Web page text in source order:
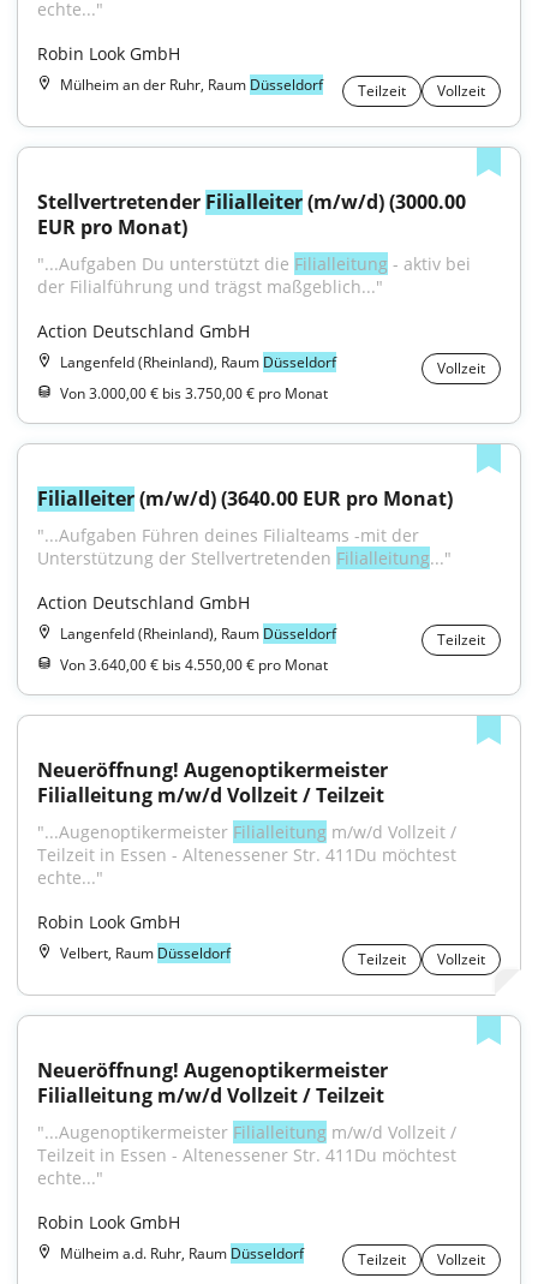
echte..."
Robin Look GmbH
Mülheim an der Ruhr, Raum Düsseldorf Teilzeit Vollzeit
Stellvertretender Filialleiter (m/w/d) (3000.00
EUR pro Monat)
"...Aufgaben Du unterstützt die Filialleitung - aktiv bei
der Filialführung und trägst maßgeblich..."
Action Deutschland GmbH
Langenfeld (Rheinland), Raum Düsseldorf
Vollzeit
Von 3.000,00 € bis 3.750,00 € pro Monat
Filialleiter (m/w/d) (3640.00 EUR pro Monat)
"...Aufgaben Führen deines Filialteams -mit der
Unterstützung der Stellvertretenden Filialleitung..."
Action Deutschland GmbH
Langenfeld (Rheinland), Raum Düsseldorf
Teilzeit
Von 3.640,00 € bis 4.550,00 € pro Monat
Neueröffnung! Augenoptikermeister
Filialleitung m/w/d Vollzeit / Teilzeit
"...Augenoptikermeister Filialleitung m/w/d Vollzeit /
Teilzeit in Essen - Altenessener Str. 411Du möchtest
echte..."
Robin Look GmbH
Velbert, Raum Düsseldorf Teilzeit Vollzeit
Neueröffnung! Augenoptikermeister
Filialleitung m/w/d Vollzeit / Teilzeit
"...Augenoptikermeister Filialleitung m/w/d Vollzeit /
Teilzeit in Essen - Altenessener Str. 411Du möchtest
echte..."
Robin Look GmbH
Mülheim a.d. Ruhr, Raum Düsseldorf Teilzeit Vollzeit